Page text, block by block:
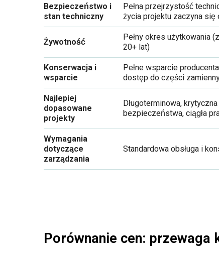
Bezpieczeństwo i
stan techniczny
Pełna przejrzystość
życia projektu zaczyna się
Żywotność
Pełny okres użytkowania
20+ lat)
Konserwacja i
wsparcie
Pełne wsparcie
dostęp do części
Najlepiej
dopasowane
projekty
Długoterminowa,
bezpieczeństwa, ciągła
Wymagania
dotyczące
zarządzania
Standardowa obsługa i
Porównanie cen: przewaga